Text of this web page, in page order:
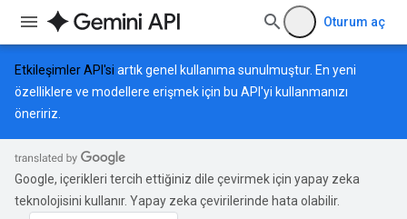
Oturum aç
Etkileşimler API'si artık genel kullanıma sunulmuştur. En yeni
özelliklere ve modellere erişmek için bu API'yi kullanmanızı
öneririz.
Google, içerikleri tercih ettiğiniz dile çevirmek için yapay zeka
teknolojisini kullanır. Yapay zeka çevirilerinde hata olabilir.